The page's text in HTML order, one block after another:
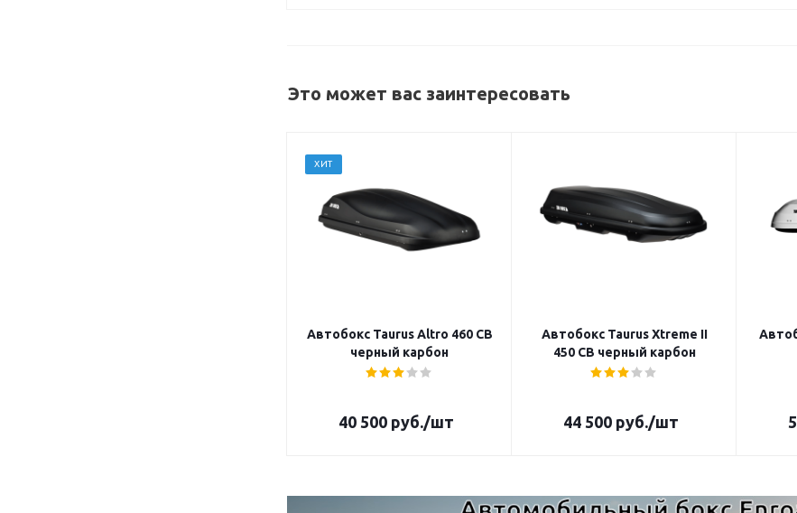
Это может вас заинтересовать
ХИТ
Автобокс Taurus Altro 460 CB
черный карбон
40 500 руб./шт
Автобокс Taurus Xtreme II
450 CB черный карбон
44 500 руб./шт